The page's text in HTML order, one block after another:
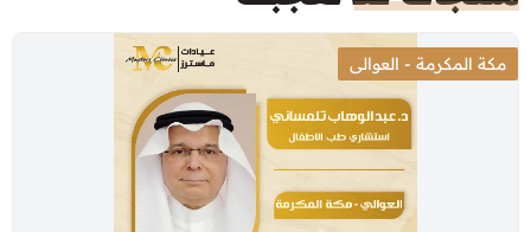
مكة المكرمة - العوالى